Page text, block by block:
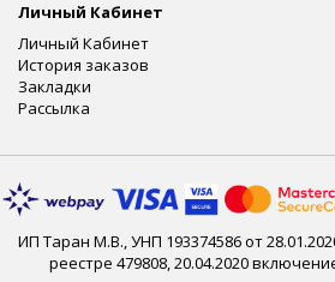
Личный Кабинет
Личный Кабинет
История заказов
Закладки
Рассылка
ИП Таран М.В., УНП 193374586 от
реестре 479808, 20.04.2020